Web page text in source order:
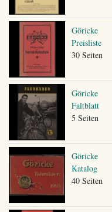
Göricke
Preisliste
30 Seiten
Göricke
Faltblatt
5 Seiten
Göricke
Katalog
40 Seiten